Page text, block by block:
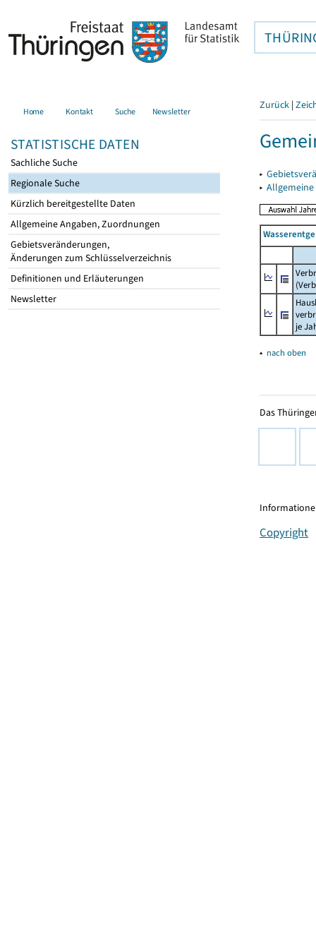
Home Kontakt Suche Newsletter
STATISTISCHE DATEN
Sachliche Suche
Regionale Suche
Kürzlich bereitgestellte Daten
Allgemeine Angaben, Zuordnungen
Gebietsveränderungen,
Änderungen zum Schlüsselverzeichnis
Definitionen und Erläuterungen
Newsletter
Zurück |
▸
▸
je
▴ nach oben
Das
Copyright